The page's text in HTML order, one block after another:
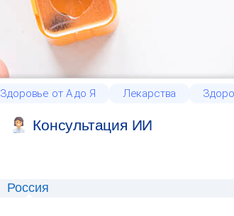
Здоровье от А до Я Лекарства
Консультация ИИ
Россия